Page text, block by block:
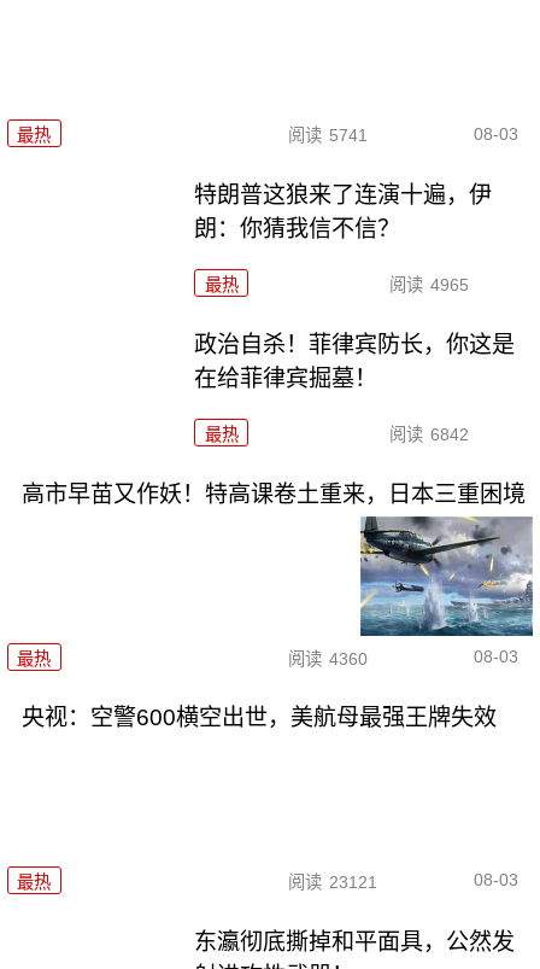
最热 阅读 5741 08-03
特朗普这狼来了连演十遍，伊
朗：你猜我信不信？
最热 阅读 4965
政治自杀！菲律宾防长，你这是
在给菲律宾掘墓！
最热 阅读 6842
高市早苗又作妖！特高课卷土重来，日本三重困境
最热 阅读 4360 08-03
央视：空警600横空出世，美航母最强王牌失效
最热 阅读 23121 08-03
东瀛彻底撕掉和平面具，公然发